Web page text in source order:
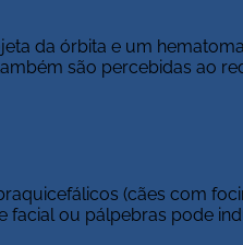
da órbita e um
são percebidas ao
(cães com
facial ou pálpebras pode